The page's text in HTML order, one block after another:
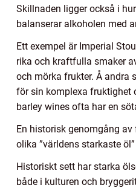
Skillnaden ligger också i
balanserar alkoholen med
Ett exempel är Imperial
rika och kraftfulla smaker
och mörka frukter. Å andra
för sin komplexa fruktighet
barley wines ofta har en
En historisk genomgång
olika ”världens starkaste öl”
Historiskt sett har starka
både i kulturen och